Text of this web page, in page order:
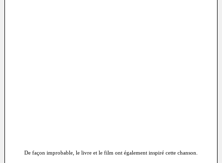
De façon improbable, le livre et le film ont également inspiré cette chanson.